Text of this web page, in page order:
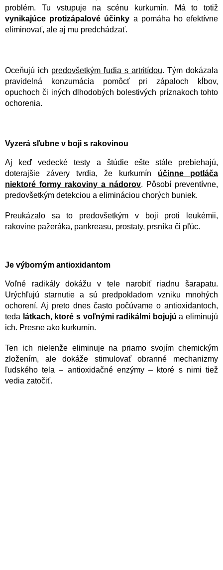
problém. Tu vstupuje na scénu kurkumín. Má to totiž
vynikajúce protizápalové účinky a pomáha ho efektívne
eliminovať, ale aj mu predchádzať.
Oceňujú ich predovšetkým ľudia s artritídou. Tým dokázala
pravidelná konzumácia pomôcť pri zápaloch kĺbov,
opuchoch či iných dlhodobých bolestivých príznakoch tohto
ochorenia.
Vyzerá sľubne v boji s rakovinou
Aj keď vedecké testy a štúdie ešte stále prebiehajú,
doterajšie závery tvrdia, že kurkumín účinne potláča
niektoré formy rakoviny a nádorov. Pôsobí preventívne,
predovšetkým detekciou a elimináciou chorých buniek.
Preukázalo sa to predovšetkým v boji proti leukémii,
rakovine pažeráka, pankreasu, prostaty, prsníka či pľúc.
Je výborným antioxidantom
Voľné radikály dokážu v tele narobiť riadnu šarapatu.
Urýchľujú starnutie a sú predpokladom vzniku mnohých
ochorení. Aj preto dnes často počúvame o antioxidantoch,
teda látkach, ktoré s voľnými radikálmi bojujú a eliminujú
ich. Presne ako kurkumín.
Ten ich nielenže eliminuje na priamo svojím chemickým
zložením, ale dokáže stimulovať obranné mechanizmy
ľudského tela – antioxidačné enzýmy – ktoré s nimi tiež
vedia zatočiť.